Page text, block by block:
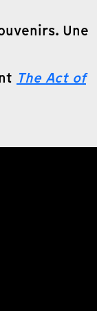
Une
The Act of